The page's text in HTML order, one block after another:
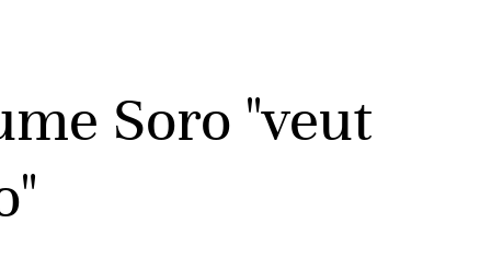
Soro "veut